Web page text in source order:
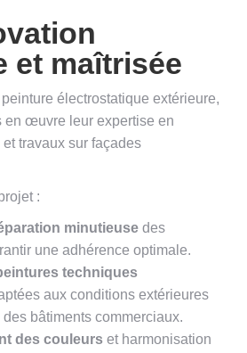
et maîtrisée
électrostatique extérieure,
en œuvre leur expertise en
travaux sur façades
:
minutieuse des
une adhérence optimale.
techniques
aux conditions extérieures
bâtiments commerciaux.
des couleurs et harmonisation